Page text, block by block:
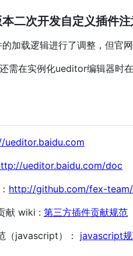
二次开发自定义插件
加载逻辑进行了调整，但官
需在实例化ueditor编辑器时
ueditor.baidu.com
ueditor.baidu.com/doc
http://github.com/fex-
献 wiki : 第三方插件贡献规范
（javascript）： javascript